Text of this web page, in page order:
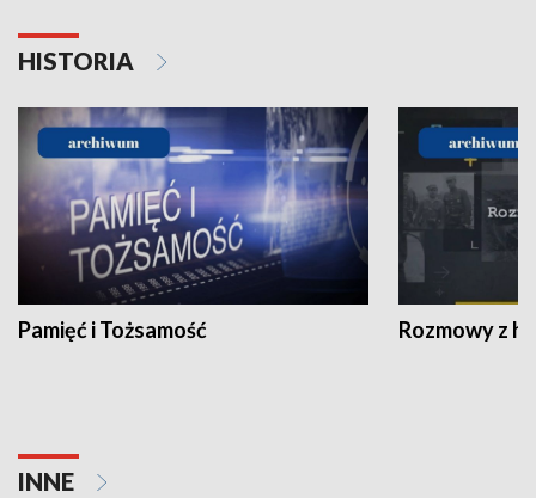
HISTORIA
Pamięć i Tożsamość Rozmowy z
INNE